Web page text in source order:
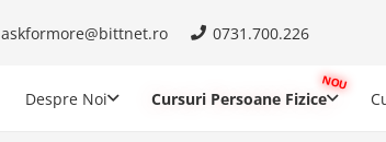
askformore@bittnet.ro 0731.700.226
Despre Noi Cursuri Persoane Fizice